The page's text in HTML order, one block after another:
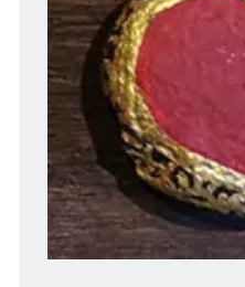
Veranstaltungen
Blog